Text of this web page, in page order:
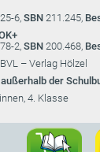
6, SBN 211.245,
2, SBN 200.468,
– Verlag Hölzel
der
4. Klasse